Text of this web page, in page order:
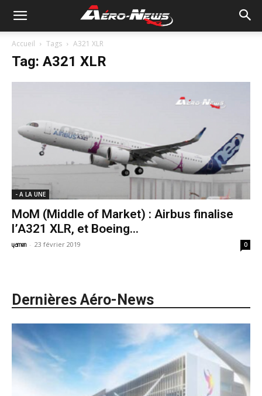
Accueil Tags A321 XLR
Tag: A321 XLR
- A LA UNE
MoM (Middle of Market) : Airbus finalise
l’A321 XLR, et Boeing...
yamen - 23 février 2019 0
Dernières Aéro-News